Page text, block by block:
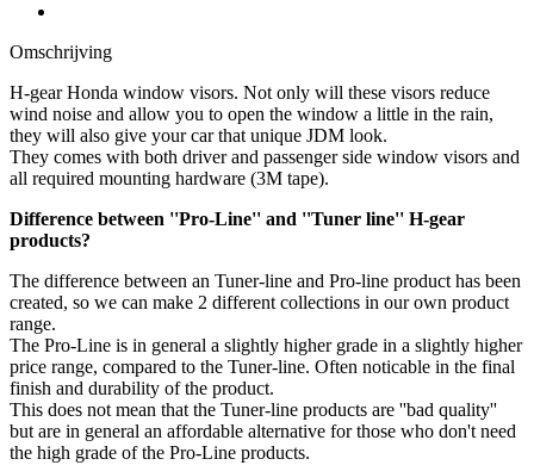
Omschrijving
H-gear Honda window visors. Not only will these visors reduce
wind noise and allow you to open the window a little in the rain,
they will also give your car that unique JDM look.
They comes with both driver and passenger side window visors and
all required mounting hardware (3M tape).
Difference between ''Pro-Line'' and ''Tuner line'' H-gear
products?
The difference between an Tuner-line and Pro-line product has been
created, so we can make 2 different collections in our own product
range.
The Pro-Line is in general a slightly higher grade in a slightly higher
price range, compared to the Tuner-line. Often noticable in the final
finish and durability of the product.
This does not mean that the Tuner-line products are ''bad quality''
but are in general an affordable alternative for those who don't need
the high grade of the Pro-Line products.